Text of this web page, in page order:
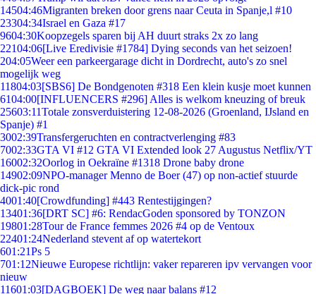
14504:46Migranten breken door grens naar Ceuta in Spanje,l #10
23304:34Israel en Gaza #17
9604:30Koopzegels sparen bij AH duurt straks 2x zo lang
22104:06[Live Eredivisie #1784] Dying seconds van het seizoen!
204:05Weer een parkeergarage dicht in Dordrecht, auto's zo snel
mogelijk weg
11804:03[SBS6] De Bondgenoten #318 Een klein kusje moet kunnen
6104:00[INFLUENCERS #296] Alles is welkom kneuzing of breuk
25603:11Totale zonsverduistering 12-08-2026 (Groenland, IJsland en
Spanje) #1
3002:39Transfergeruchten en contractverlenging #83
7002:33GTA VI #12 GTA VI Extended look 27 Augustus Netflix/YT
16002:32Oorlog in Oekraïne #1318 Drone baby drone
14902:09NPO-manager Menno de Boer (47) op non-actief stuurde
dick-pic rond
4001:40[Crowdfunding] #443 Rentestijgingen?
13401:36[DRT SC] #6: RendacGoden sponsored by TONZON
19801:28Tour de France femmes 2026 #4 op de Ventoux
22401:24Nederland stevent af op watertekort
601:21Ps 5
701:12Nieuwe Europese richtlijn: vaker repareren ipv vervangen voor
nieuw
11601:03[DAGBOEK] De weg naar balans #12